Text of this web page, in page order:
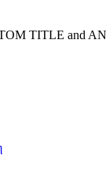
TITLE and